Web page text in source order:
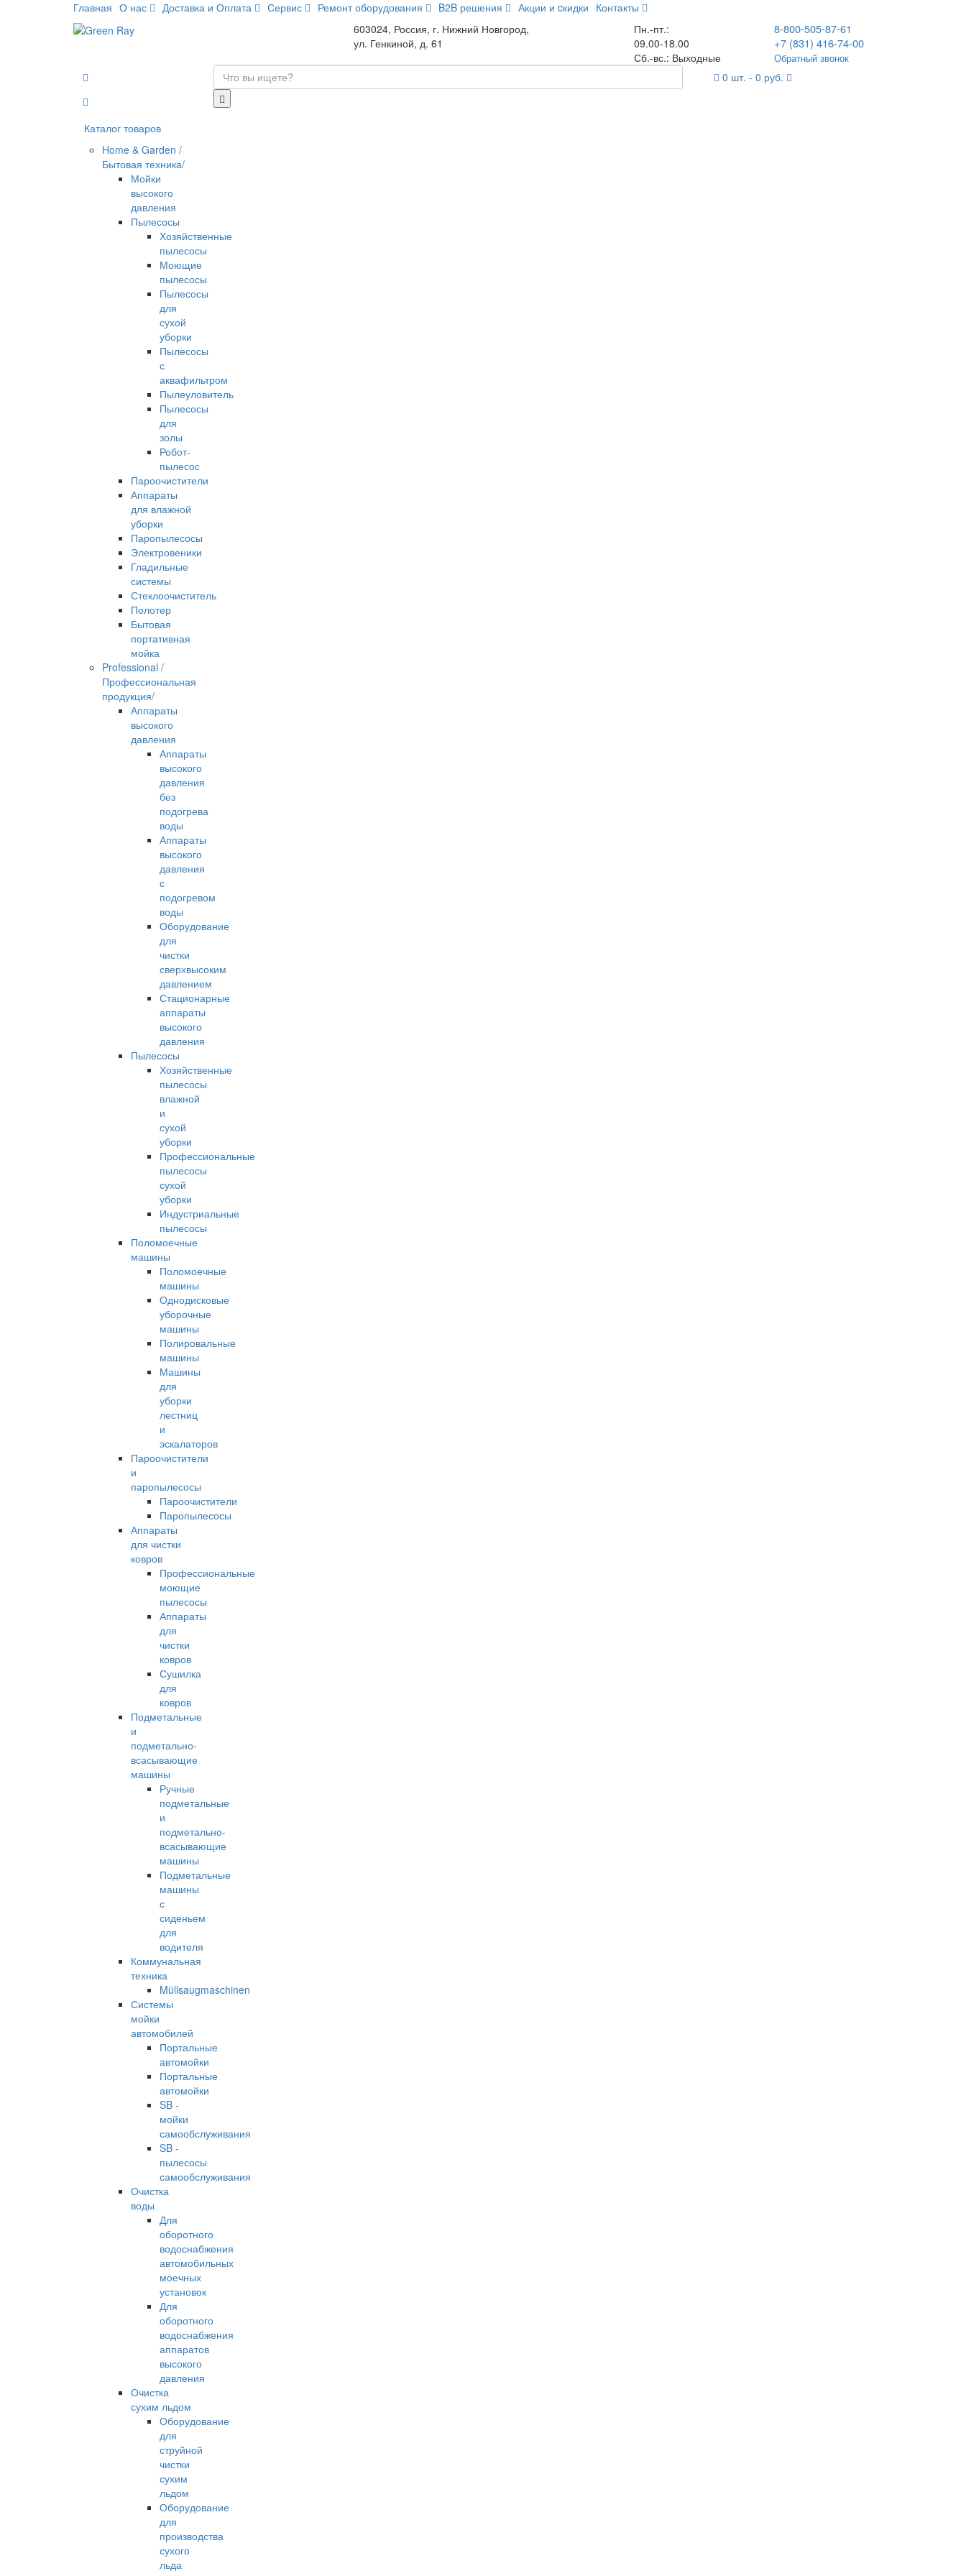
Главная О нас Доставка и Оплата Сервис Ремонт оборудования B2B решения Акции и cкидки Контакты
603024, Россия, г. Нижний Новгород,
ул. Генкиной, д. 61
Пн.-пт.:
09.00-18.00
Сб.-вс.: Выходные
8-800-505-87-61
+7 (831) 416-74-00
Обратный звонок
Каталог товаров
Home & Garden /
Бытовая техника/
Мойки
высокого
давления
Пылесосы
Хозяйственные
пылесосы
Моющие
пылесосы
Пылесосы
для
сухой
уборки
Пылесосы
с
аквафильтром
Пылеуловитель
Пылесосы
для
золы
Робот-
пылесос
Пароочистители
Аппараты
для влажной
уборки
Паропылесосы
Электровеники
Гладильные
системы
Стеклоочиститель
Полотер
Бытовая
портативная
мойка
Professional /
Профессиональная
продукция/
Аппараты
высокого
давления
Аппараты
высокого
давления
без
подогрева
воды
Аппараты
высокого
давления
с
подогревом
воды
Оборудование
для
чистки
сверхвысоким
давлением
Стационарные
аппараты
высокого
давления
Пылесосы
Хозяйственные
пылесосы
влажной
и
сухой
уборки
Профессиональные
пылесосы
сухой
уборки
Индустриальные
пылесосы
Поломоечные
машины
Поломоечные
машины
Однодисковые
уборочные
машины
Полировальные
машины
Машины
для
уборки
лестниц
и
эскалаторов
Пароочистители
и
паропылесосы
Пароочистители
Паропылесосы
Аппараты
для чистки
ковров
Профессиональные
моющие
пылесосы
Аппараты
для
чистки
ковров
Сушилка
для
ковров
Подметальные
и
подметально-
всасывающие
машины
Ручные
подметальные
и
подметально-
всасывающие
машины
Подметальные
машины
с
сиденьем
для
водителя
Коммунальная
техника
Müllsaugmaschinen
Системы
мойки
автомобилей
Портальные
автомойки
Портальные
автомойки
SB -
мойки
самообслуживания
SB -
пылесосы
самообслуживания
Очистка
воды
Для
оборотного
водоснабжения
автомобильных
моечных
установок
Для
оборотного
водоснабжения
аппаратов
высокого
давления
Очистка
сухим льдом
Оборудование
для
струйной
чистки
сухим
льдом
Оборудование
для
производства
сухого
льда
0 шт. - 0 руб.